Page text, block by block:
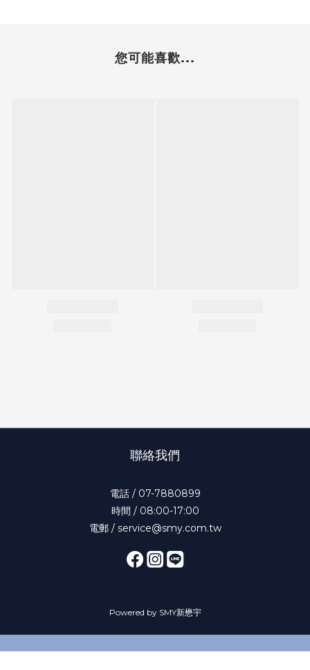
您可能喜歡...
聯絡我們
電話 / 07-7880899
時間 / 08:00-17:00
電郵 / service@smy.com.tw
Powered by SMY新懋宇